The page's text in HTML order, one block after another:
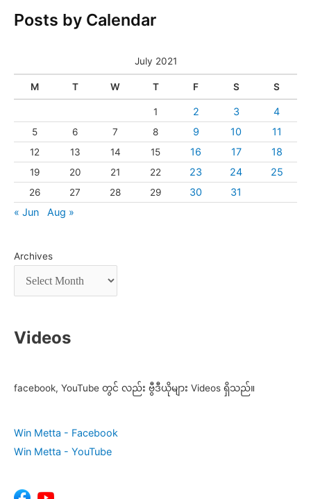
Posts by Calendar
July 2021
M T W T F S S
1 2 3 4
5 6 7 8 9 10 11
12 13 14 15 16 17 18
19 20 21 22 23 24 25
26 27 28 29 30
31
« Jun
Aug »
Archives
Videos
facebook, YouTube တွင် လည်း ဗွီဒီယိုများ Videos ရှိသည်။
Win Metta - Facebook
Win Metta - YouTube